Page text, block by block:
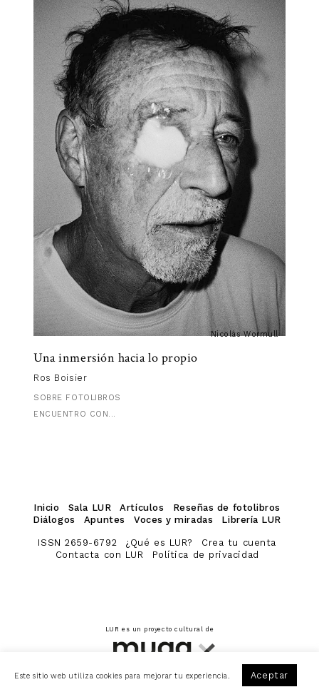
Nicolás Wormull
Una inmersión hacia lo propio
Ros Boisier
SOBRE FOTOLIBROS
ENCUENTRO CON...
Inicio Sala LUR Artículos
Reseñas de fotolibros
Diálogos
Apuntes Voces y miradas Librería LUR
ISSN 2659-6792 ¿Qué es LUR?
Crea tu cuenta
Contacta con LUR
Política de privacidad
LUR es un proyecto cultural de
Este sitio web utiliza cookies para mejorar tu experiencia. Aceptar